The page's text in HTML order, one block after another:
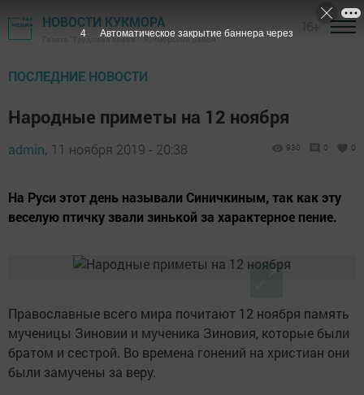
НОВОСТИ КУКМОРА
Газета "Трудовая слава" - Кукморский район
ПОСЛЕДНИЕ НОВОСТИ
Народные приметы на 12 ноября
admin, 11 ноября 2019 - 20:38 930 0 0
На Руси этот день называли Синичкиным, так как эту
веселую птичку звали зинькой за характерное пение.
Православные всего мира почитают 12 ноября память
мученицы Зиновии и мученика Зиновия, которые были
братом и сестрой. Во времена гонений на христиан они
были замучены за веру.
3 Автоматическое закрытие баннера через